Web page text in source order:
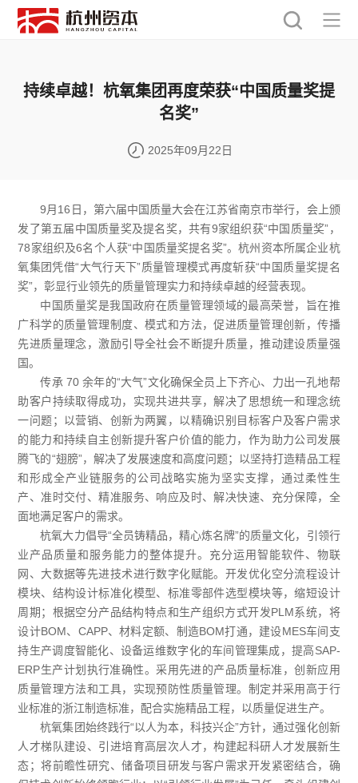
持续卓越！杭氧集团再度荣获“中国质量奖提
名奖”
2025年09月22日
9月16日，第六届中国质量大会在江苏省南京市举行，会上颁
发了第五届中国质量奖及提名奖，共有9家组织获“中国质量奖”，
78家组织及6名个人获“中国质量奖提名奖”。杭州资本所属企业杭
氧集团凭借“大气行天下”质量管理模式再度斩获“中国质量奖提名
奖”，彰显行业领先的质量管理实力和持续卓越的经营表现。
中国质量奖是我国政府在质量管理领域的最高荣誉，旨在推
广科学的质量管理制度、模式和方法，促进质量管理创新，传播
先进质量理念，激励引导全社会不断提升质量，推动建设质量强
国。
传承 70 余年的“大气”文化确保全员上下齐心、力出一孔地帮
助客户持续取得成功，实现共进共享，解决了思想统一和理念统
一问题；以营销、创新为两翼，以精确识别目标客户及客户需求
的能力和持续自主创新提升客户价值的能力，作为助力公司发展
腾飞的“翅膀”，解决了发展速度和高度问题；以坚持打造精品工程
和形成全产业链服务的公司战略实施为坚实支撑，通过柔性生
产、准时交付、精准服务、响应及时、解决快速、充分保障，全
面地满足客户的需求。
杭氧大力倡导“全员铸精品，精心炼名牌”的质量文化，引领行
业产品质量和服务能力的整体提升。充分运用智能软件、物联
网、大数据等先进技术进行数字化赋能。开发优化空分流程设计
模块、结构设计标准化模型、标准零部件选型模块等，缩短设计
周期；根据空分产品结构特点和生产组织方式开发PLM系统，将
设计BOM、CAPP、材料定额、制造BOM打通，建设MES车间支
持生产调度智能化、设备运维数字化的车间管理集成，提高SAP-
ERP生产计划执行准确性。采用先进的产品质量标准，创新应用
质量管理方法和工具，实现预防性质量管理。制定并采用高于行
业标准的浙江制造标准，配合实施精品工程，以质量促进生产。
杭氧集团始终践行“以人为本，科技兴企”方针，通过强化创新
人才梯队建设、引进培育高层次人才，构建起科研人才发展新生
态；将前瞻性研究、储备项目研发与客户需求开发紧密结合，确